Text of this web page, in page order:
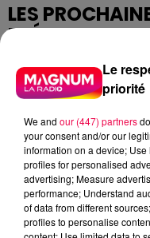
LES
PRÉVUES
Vendredi 05 avril, à
Forges, il y aura le
19 route de Mirecourt.
Mercredi 10 avril, à
Plombières-les-
compostage collectif
bailleur social, Vosgelis.
Le
priorité
We and our (447) partners
your consent and/or our
information on a device;
profiles for personalised
advertising; Measure
performance; Understand
of data from different
profiles to personalise